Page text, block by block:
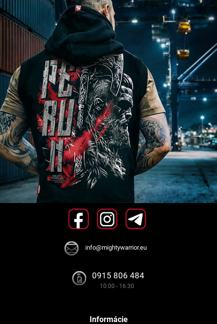
info@mightywarrior.eu
0915 806 484
10:00 - 16:30
Informácie